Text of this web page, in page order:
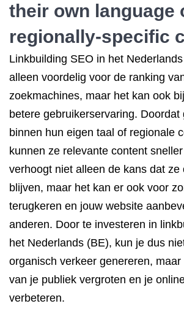
their own language
regionally-specific
Linkbuilding SEO in het
alleen voordelig voor de ranking
zoekmachines, maar het kan ook
betere gebruikerservaring. Doordat
binnen hun eigen taal of regionale
kunnen ze relevante content
verhoogt niet alleen de kans dat ze
blijven, maar het kan er ook voor
terugkeren en jouw website
anderen. Door te investeren in
het Nederlands (BE), kun je dus
organisch verkeer genereren,
van je publiek vergroten en je
verbeteren.